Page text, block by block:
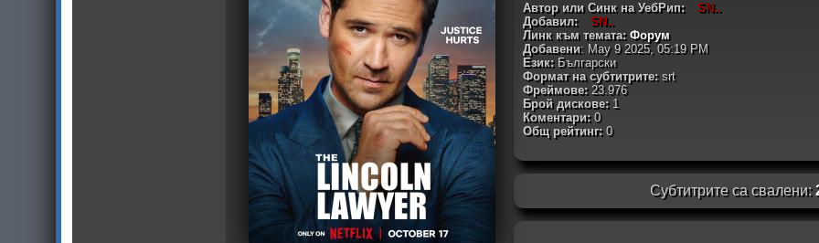
Автор или Синк на УебРип:
SN..
Добавил:
SN..
Линк към темата: Форум
Добавени: May 9 2025, 05:19 PM
Език:Български
Формат на субтитрите:srt
Фреймове:23.976
Брой дискове:1
Коментари: 0
Общ рейтинг:0
Субтитрите са свалени: